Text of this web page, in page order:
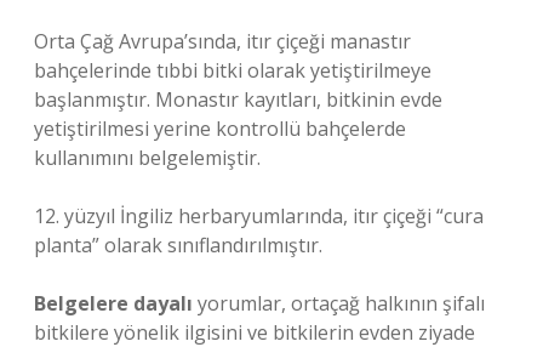
Orta Çağ Avrupa’sında, itır çiçeği manastır
bahçelerinde tıbbi bitki olarak yetiştirilmeye
başlanmıştır. Monastır kayıtları, bitkinin evde
yetiştirilmesi yerine kontrollü bahçelerde
kullanımını belgelemiştir.
12. yüzyıl İngiliz herbaryumlarında, itır çiçeği “cura
planta” olarak sınıflandırılmıştır.
Belgelere dayalı yorumlar, ortaçağ halkının şifalı
bitkilere yönelik ilgisini ve bitkilerin evden ziyade